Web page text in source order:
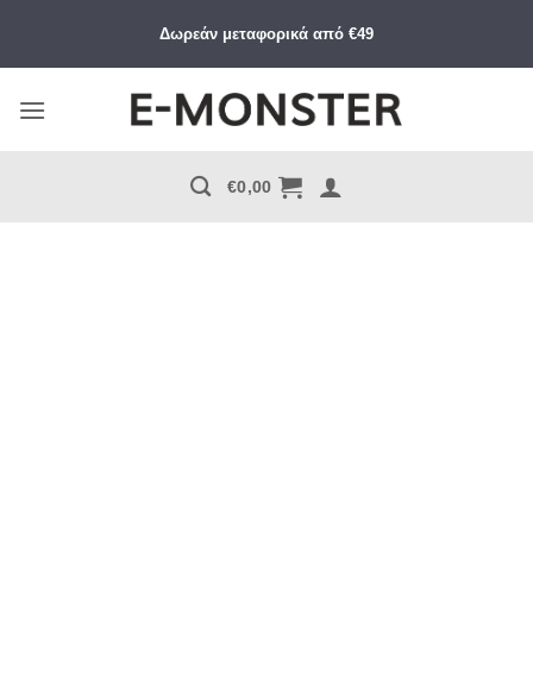
περιεχόμενο
Δωρεάν μεταφορικά από €49
€0,00